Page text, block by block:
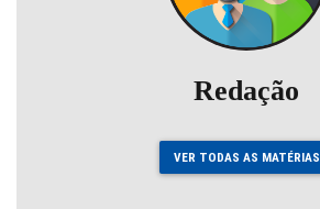
Redação
VER TODAS AS MATÉRIAS